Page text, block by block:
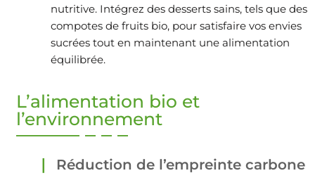
nutritive. Intégrez des desserts sains, tels que des
compotes de fruits bio, pour satisfaire vos envies
sucrées tout en maintenant une alimentation
équilibrée.
L’alimentation bio et
l’environnement
Réduction de l’empreinte carbone